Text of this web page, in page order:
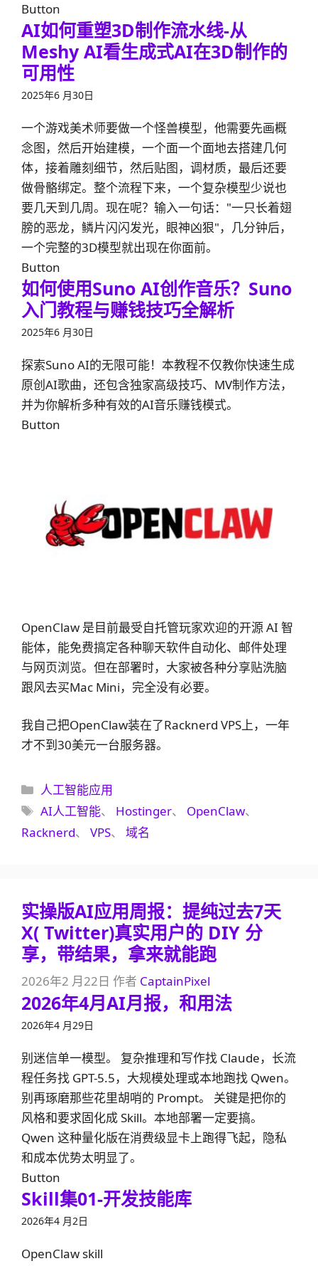
Button
AI如何重塑3D制作流水线-从
Meshy AI看生成式AI在3D制作的
可用性
2025年6 月30日
一个游戏美术师要做一个怪兽模型，他需要先画概
念图，然后开始建模，一个面一个面地去搭建几何
体，接着雕刻细节，然后贴图，调材质，最后还要
做骨骼绑定。整个流程下来，一个复杂模型少说也
要几天到几周。现在呢？输入一句话："一只长着翅
膀的恶龙，鳞片闪闪发光，眼神凶狠"，几分钟后，
一个完整的3D模型就出现在你面前。
Button
如何使用Suno AI创作音乐？Suno
入门教程与赚钱技巧全解析
2025年6 月30日
探索Suno AI的无限可能！本教程不仅教你快速生成
原创AI歌曲，还包含独家高级技巧、MV制作方法，
并为你解析多种有效的AI音乐赚钱模式。
Button
OpenClaw 是目前最受自托管玩家欢迎的开源 AI 智
能体，能免费搞定各种聊天软件自动化、邮件处理
与网页浏览。但在部署时，大家被各种分享贴洗脑
跟风去买Mac Mini，完全没有必要。
我自己把OpenClaw装在了Racknerd VPS上，一年
才不到30美元一台服务器。
分
类
人工智能应用
标
签
AI人工智能、 Hostinger、 OpenClaw、
Racknerd、 VPS、 域名
实操版AI应用周报：提纯过去7天
X( Twitter)真实用户的 DIY 分
享，带结果，拿来就能跑
2026年2 月22日 作者 CaptainPixel
2026年4月AI月报，和用法
2026年4 月29日
别迷信单一模型。 复杂推理和写作找 Claude，长流
程任务找 GPT-5.5，大规模处理或本地跑找 Qwen。
别再琢磨那些花里胡哨的 Prompt。 关键是把你的
风格和要求固化成 Skill。本地部署一定要搞。
Qwen 这种量化版在消费级显卡上跑得飞起，隐私
和成本优势太明显了。
Button
Skill集01-开发技能库
2026年4 月2日
OpenClaw skill